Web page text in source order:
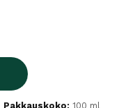
Pakkauskoko: 100 ml